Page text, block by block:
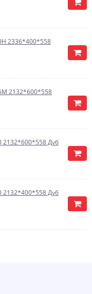
2336*400*558
2132*600*558
2132*600*558 Дуб
2132*400*558 Дуб